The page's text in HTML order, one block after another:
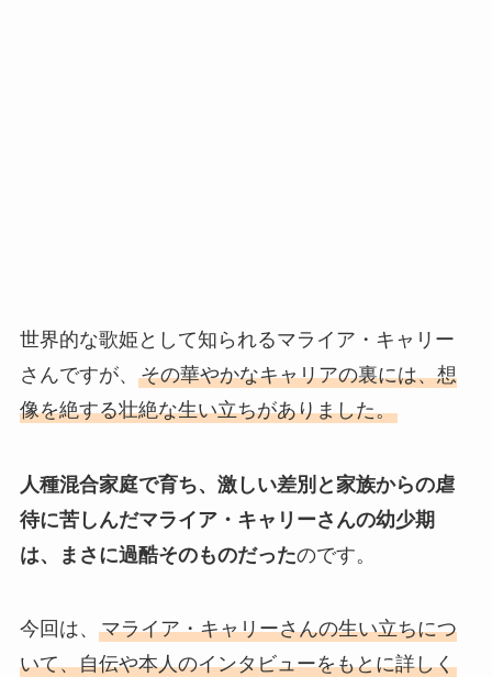
世界的な歌姫として知られるマライア・キャリー
さんですが、 その華やかなキャリアの裏には、想
像を絶する壮絶な生い立ちがありました。
人種混合家庭で育ち、激しい差別と家族からの虐
待に苦しんだマライア・キャリーさんの幼少期
は、まさに過酷そのものだったのです。
今回は、 マライア・キャリーさんの生い立ちにつ
いて、自伝や本人のインタビューをもとに詳しく